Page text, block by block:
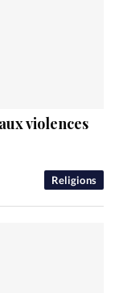
Religions
violences